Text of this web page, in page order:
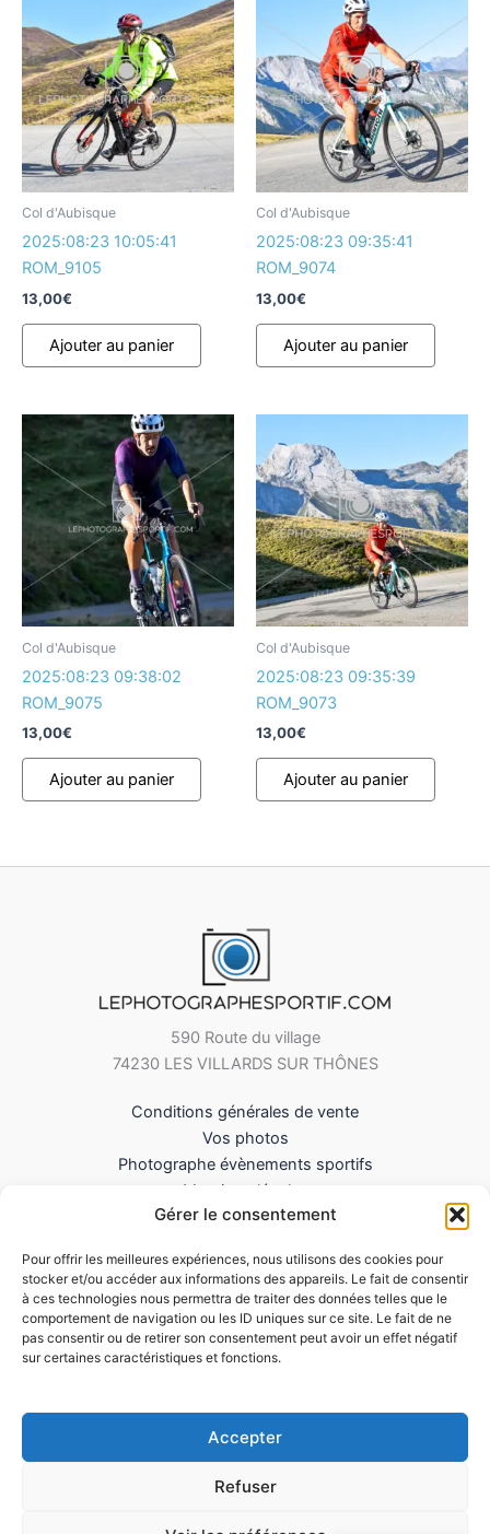
Gérer le consentement
Pour offrir les meilleures expériences, nous utilisons des cookies pour
stocker et/ou accéder aux informations des appareils. Le fait de consentir
à ces technologies nous permettra de traiter des données telles que le
comportement de navigation ou les ID uniques sur ce site. Le fait de ne
pas consentir ou de retirer son consentement peut avoir un effet négatif
sur certaines caractéristiques et fonctions.
Accepter
Refuser
Col d'Aubisque
2025:08:23 10:05:41
ROM_9105
13,00€
Ajouter au panier
Col d'Aubisque
2025:08:23 09:35:41
ROM_9074
13,00€
Ajouter au panier
Col d'Aubisque
2025:08:23 09:38:02
ROM_9075
13,00€
Ajouter au panier
Col d'Aubisque
2025:08:23 09:35:39
ROM_9073
13,00€
Ajouter au panier
590 Route du village
74230 LES VILLARDS SUR THÔNES
Conditions générales de vente
Vos photos
Photographe évènements sportifs
Mentions légales
Mes Téléchargements
Politique de cookies (UE)